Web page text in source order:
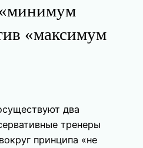
«максимум
два
тренеры
принципа «не